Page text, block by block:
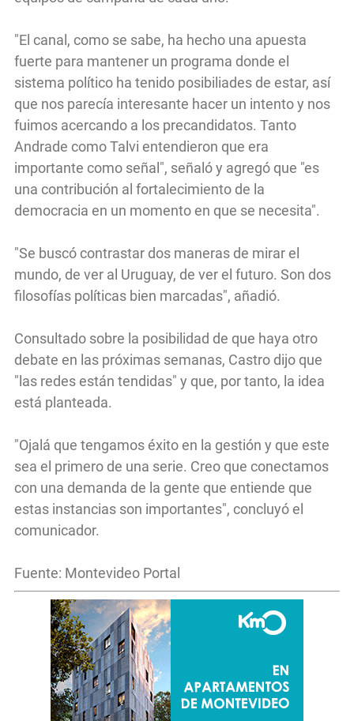
"El canal, como se sabe, ha hecho una apuesta
fuerte para mantener un programa donde el
sistema político ha tenido posibiliades de estar, así
que nos parecía interesante hacer un intento y nos
fuimos acercando a los precandidatos. Tanto
Andrade como Talvi entendieron que era
importante como señal", señaló y agregó que "es
una contribución al fortalecimiento de la
democracia en un momento en que se necesita".
"Se buscó contrastar dos maneras de mirar el
mundo, de ver al Uruguay, de ver el futuro. Son dos
filosofías políticas bien marcadas", añadió.
Consultado sobre la posibilidad de que haya otro
debate en las próximas semanas, Castro dijo que
"las redes están tendidas" y que, por tanto, la idea
está planteada.
"Ojalá que tengamos éxito en la gestión y que este
sea el primero de una serie. Creo que conectamos
con una demanda de la gente que entiende que
estas instancias son importantes", concluyó el
comunicador.
Fuente: Montevideo Portal